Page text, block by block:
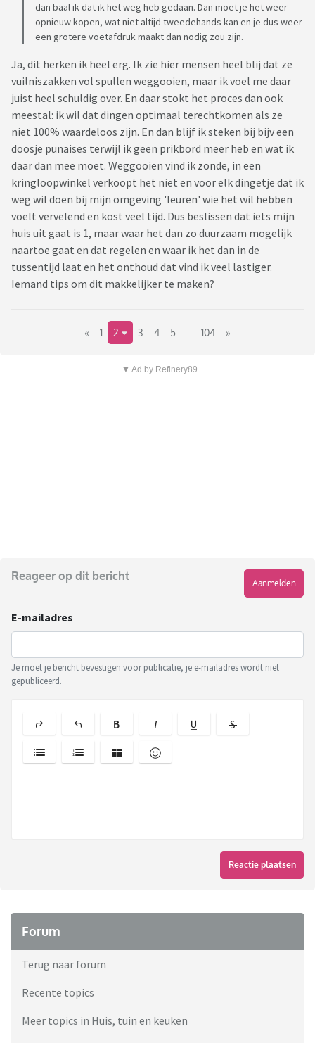
dan baal ik dat ik het weg heb gedaan. Dan moet je het weer
opnieuw kopen, wat niet altijd tweedehands kan en je dus weer
een grotere voetafdruk maakt dan nodig zou zijn.
Ja, dit herken ik heel erg. Ik zie hier mensen heel blij dat ze
vuilniszakken vol spullen weggooien, maar ik voel me daar
juist heel schuldig over. En daar stokt het proces dan ook
meestal: ik wil dat dingen optimaal terechtkomen als ze
niet 100% waardeloos zijn. En dan blijf ik steken bij bijv een
doosje punaises terwijl ik geen prikbord meer heb en wat ik
daar dan mee moet. Weggooien vind ik zonde, in een
kringloopwinkel verkoopt het niet en voor elk dingetje dat ik
weg wil doen bij mijn omgeving 'leuren' wie het wil hebben
voelt vervelend en kost veel tijd. Dus beslissen dat iets mijn
huis uit gaat is 1, maar waar het dan zo duurzaam mogelijk
naartoe gaat en dat regelen en waar ik het dan in de
tussentijd laat en het onthoud dat vind ik veel lastiger.
Iemand tips om dit makkelijker te maken?
« 1 2 3 4 5 104 »
▼ Ad by Refinery89
Reageer op dit bericht
Aanmelden
E-mailadres
Je moet je bericht bevestigen voor publicatie, je e-mailadres wordt niet
gepubliceerd.
Reactie plaatsen
Forum
Terug naar forum
Recente topics
Meer topics in Huis, tuin en keuken